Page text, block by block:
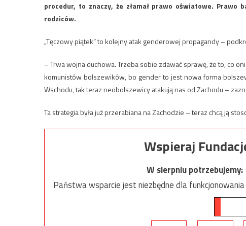
procedur, to znaczy, że złamał prawo oświatowe.
rodziców.
„Tęczowy piątek” to kolejny atak genderowej propagandy –
– Trwa wojna duchowa. Trzeba sobie zdawać sprawę, że to, co
komunistów bolszewików, bo gender to jest nowa forma
Wschodu, tak teraz neobolszewicy atakują nas od Zachodu –
Ta strategia była już przerabiana na Zachodzie – teraz chcą ją
Wspieraj
W sierpniu potrzebujemy:
Państwa wsparcie jest niezbędne dla